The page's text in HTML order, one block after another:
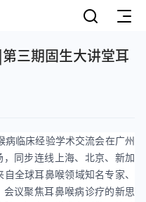
三期固生大讲堂耳
临床经验学术交流会在广州
同步连线上海、北京、新加
全球耳鼻喉领域知名专家、
议聚焦耳鼻喉病诊疗的新思